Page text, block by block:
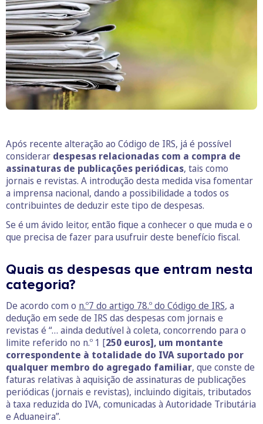
Após recente alteração ao Código de IRS, já é possível
considerar despesas relacionadas com a compra de
assinaturas de publicações periódicas, tais como
jornais e revistas. A introdução desta medida visa fomentar
a imprensa nacional, dando a possibilidade a todos os
contribuintes de deduzir este tipo de despesas.
Se é um ávido leitor, então fique a conhecer o que muda e o
que precisa de fazer para usufruir deste benefício fiscal.
Quais as despesas que entram nesta
categoria?
De acordo com o n.º7 do artigo 78.º do Código de IRS, a
dedução em sede de IRS das despesas com jornais e
revistas é “… ainda dedutível à coleta, concorrendo para o
limite referido no n.º 1 [250 euros], um montante
correspondente à totalidade do IVA suportado por
qualquer membro do agregado familiar, que conste de
faturas relativas à aquisição de assinaturas de publicações
periódicas (jornais e revistas), incluindo digitais, tributados
à taxa reduzida do IVA, comunicadas à Autoridade Tributária
e Aduaneira”.